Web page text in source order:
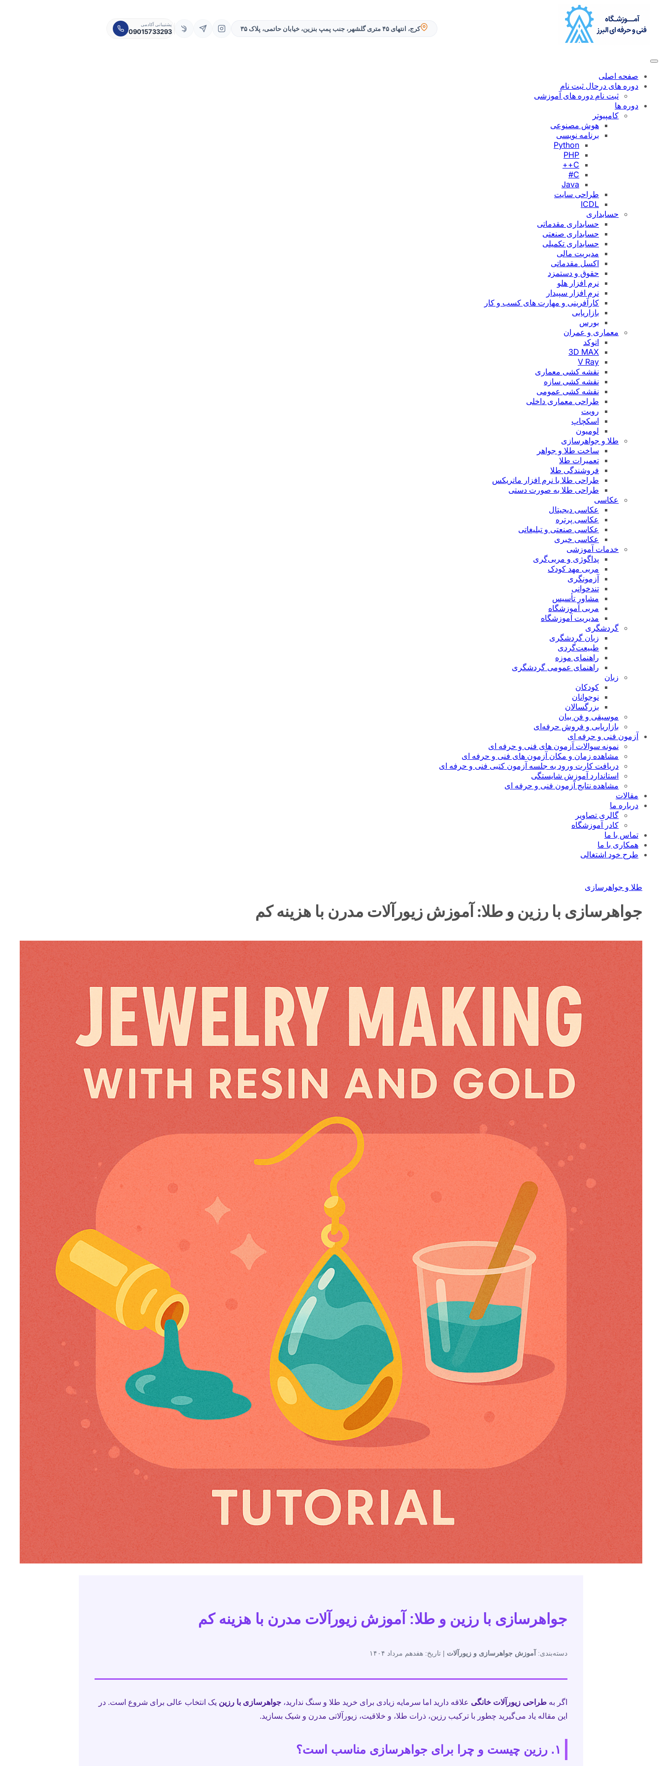
محتوا
کرج، انتهای ۴۵ متری گلشهر، جنب پمپ بنزین، خیابان حاتمی، پلاک ۳۵
پشتیبانی آکادمی
09015733293
صفحه اصلی
دوره های درحال ثبت نام
ثبت نام دوره های آموزشی
دوره ها
کامپیوتر
هوش مصنوعی
برنامه نویسی
Python
PHP
C++
C#
Java
طراحی سایت
ICDL
حسابداری
حسابداری مقدماتی
حسابداری صنعتی
حسابداری تکمیلی
مدیریت مالی
اکسل مقدماتی
حقوق و دستمزد
نرم افزار هلو
نرم افزار سپیدار
کارآفرینی و مهارت های کسب و کار
بازاریابی
بورس
معماری و عمران
اتوکد
3D MAX
V Ray
نقشه کشی معماری
نقشه کشی سازه
نقشه کشی عمومی
طراحی معماری داخلی
رویت
اسکچاپ
لومیون
طلا و جواهرسازی
ساخت طلا و جواهر
تعمیرات طلا
فروشندگی طلا
طراحی طلا با نرم افزار ماتریکس
طراحی طلا به صورت دستی
عکاسی
عکاسی دیجیتال
عکاسی پرتره
عکاسی صنعتی و تبلیغاتی
عکاسی خبری
خدمات آموزشی
پداگوژی و مربی‌گری
مربی مهد کودک
آزمونگری
تندخوانی
مشاور تأسیس
مربی آموزشگاه
مدیریت آموزشگاه
گردشگری
زبان گردشگری
طبیعت‌گردی
راهنمای موزه
راهنمای عمومی گردشگری
زبان
کودکان
نوجوانان
بزرگسالان
موسیقی و فن بیان
بازاریابی و فروش حرفه‌ای
آزمون فنی و حرفه ای
نمونه سوالات آزمون های فنی و حرفه ای
مشاهده زمان و مکان آزمون های فنی و حرفه ای
دریافت کارت ورود به جلسه آزمون کتبی فنی و حرفه ای
استاندارد آموزش شایستگی
مشاهده نتایج آزمون فنی و حرفه ای
مقالات
درباره ما
گالری تصاویر
کادر آموزشگاه
تماس با ما
همکاری با ما
طرح خود اشتغالی
طلا و جواهرسازی
جواهرسازی با رزین و طلا: آموزش زیورآلات مدرن با هزینه کم
جواهرسازی با رزین و طلا: آموزش زیورآلات مدرن با هزینه کم
دسته‌بندی: آموزش جواهرسازی و زیورآلات | تاریخ: هفدهم مرداد ۱۴۰۴
اگر به طراحی زیورآلات خانگی علاقه دارید اما سرمایه زیادی برای خرید طلا و سنگ ندارید، جواهرسازی با رزین یک انتخاب عالی برای شروع است. در
این مقاله یاد می‌گیرید چطور با ترکیب رزین، ذرات طلا، و خلاقیت، زیورآلاتی مدرن و شیک بسازید.
۱. رزین چیست و چرا برای جواهرسازی مناسب است؟